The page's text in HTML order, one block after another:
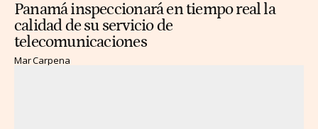
Panamá inspeccionará en tiempo real la
calidad de su servicio de
telecomunicaciones
Mar Carpena